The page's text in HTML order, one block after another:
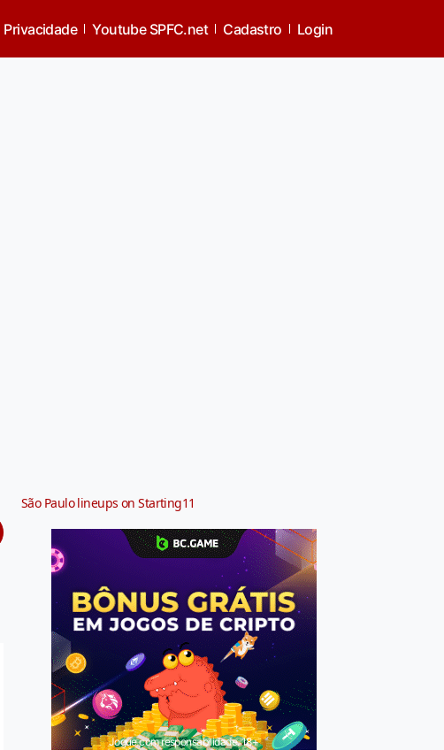
Privacidade Youtube SPFC.net Cadastro Login
São Paulo lineups on Starting11
Jogue com responsabilidade. 18+